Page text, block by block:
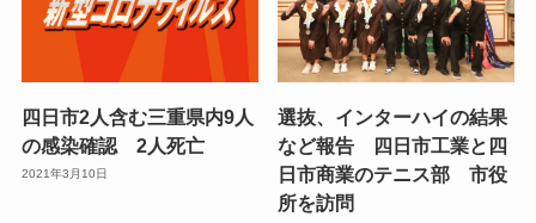
四日市2人含む三重県内9人
の感染確認 2人死亡
2021年3月10日
選抜、インターハイの結果
など報告 四日市工業と四
日市商業のテニス部 市役
所を訪問